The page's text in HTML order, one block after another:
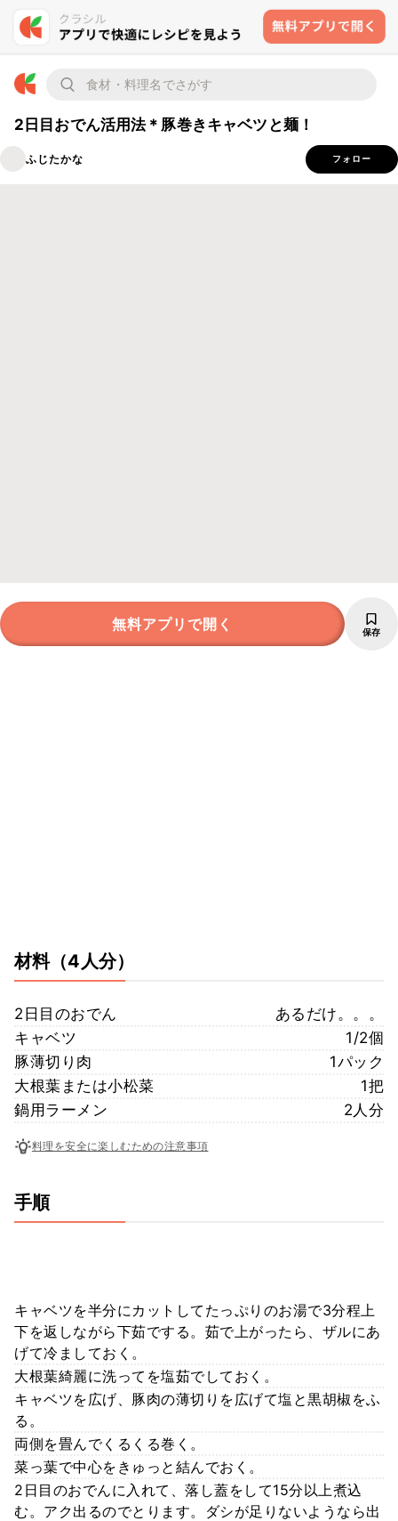
2日目おでん活用法＊豚巻きキャベツと麺！
ふじたかな フォロー
無料アプリで開く 保存
材料（4人分）
2日目のおでん
あるだけ。。。
キャベツ
1/2個
豚薄切り肉
1パック
大根葉または小松菜
1把
鍋用ラーメン
2人分
料理を安全に楽しむための注意事項
手順
キャベツを半分にカットしてたっぷりのお湯で3分程上
下を返しながら下茹でする。茹で上がったら、ザルにあ
げて冷ましておく。
大根葉綺麗に洗ってを塩茹でしておく。
キャベツを広げ、豚肉の薄切りを広げて塩と黒胡椒をふ
る。
両側を畳んでくるくる巻く。
菜っ葉で中心をきゅっと結んでおく。
2日目のおでんに入れて、落し蓋をして15分以上煮込
む。アク出るのでとります。ダシが足りないようなら出